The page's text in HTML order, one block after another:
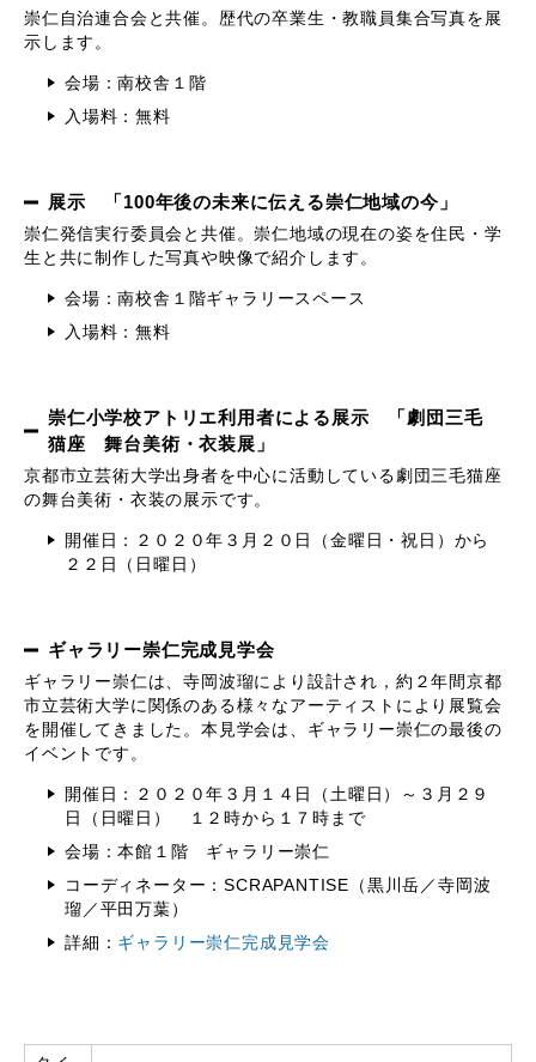
崇仁自治連合会と共催。歴代の卒業生・教職員集合写真を展
示します。
会場：南校舎１階
入場料：無料
展示 「100年後の未来に伝える崇仁地域の今」
崇仁発信実行委員会と共催。崇仁地域の現在の姿を住民・学
生と共に制作した写真や映像で紹介します。
会場：南校舎１階ギャラリースペース
入場料：無料
崇仁小学校アトリエ利用者による展示 「劇団三毛
猫座 舞台美術・衣装展」
京都市立芸術大学出身者を中心に活動している劇団三毛猫座
の舞台美術・衣装の展示です。
開催日：２０２０年３月２０日（金曜日・祝日）から
２２日（日曜日）
ギャラリー崇仁完成見学会
ギャラリー崇仁は、寺岡波瑠により設計され，約２年間京都
市立芸術大学に関係のある様々なアーティストにより展覧会
を開催してきました。本見学会は、ギャラリー崇仁の最後の
イベントです。
開催日：２０２０年３月１４日（土曜日）～３月２９
日（日曜日） １２時から１７時まで
会場：本館１階 ギャラリー崇仁
コーディネーター：SCRAPANTISE（黒川岳／寺岡波
瑠／平田万葉）
詳細： ギャラリー崇仁完成見学会